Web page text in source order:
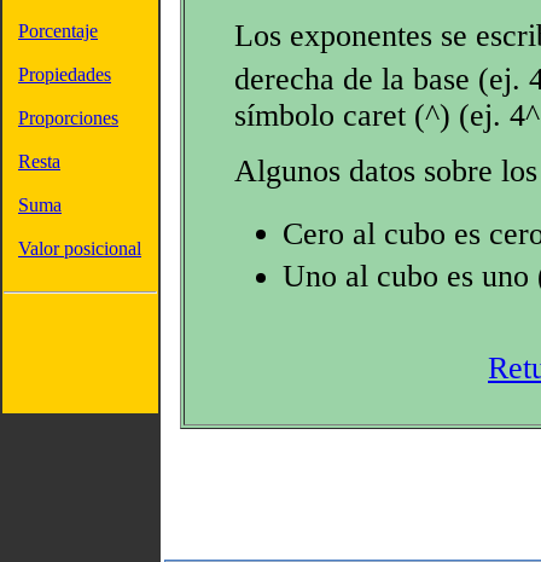
Porcentaje
Propiedades
Proporciones
Resta
Suma
Valor posicional
Los exponentes se
derecha de la base (ej.
símbolo caret (^) (ej.
Algunos datos sobre
Cero al cubo es
Uno al cubo es uno